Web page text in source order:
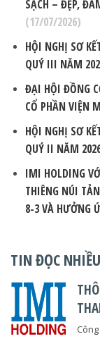
SẠCH – ĐẸP,
(17/07/2026)
HỘI NGHỊ SƠ
QUÝ III NĂM
ĐẠI HỘI ĐỒNG
CỔ PHẦN VIỆN
HỘI NGHỊ SƠ
QUÝ II NĂM
IMI HOLDING
THIÊNG NÚI
8-3 VÀ HƯỞNG
TIN ĐỌC